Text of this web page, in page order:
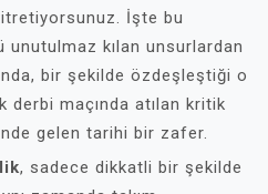
İşte bu
kılan unsurlardan
bir şekilde özdeşleştiği o
derbi maçında atılan kritik
gelen tarihi bir zafer.
, sadece dikkatli bir şekilde